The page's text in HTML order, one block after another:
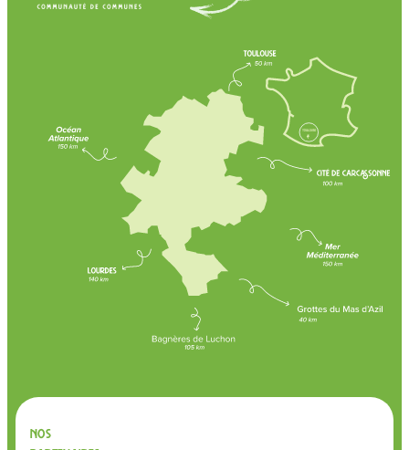
Nos